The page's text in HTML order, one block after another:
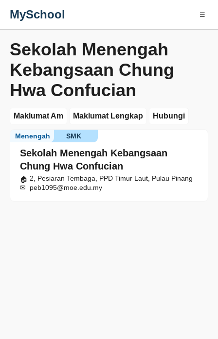
MySchool ☰
Sekolah Menengah
Kebangsaan Chung
Hwa Confucian
Maklumat Am Maklumat Lengkap Hubungi
Sekolah Menengah Kebangsaan
Chung Hwa Confucian
SMK
Menengah
2, Pesiaran Tembaga, PPD Timur Laut, Pulau Pinang
peb1095@moe.edu.my